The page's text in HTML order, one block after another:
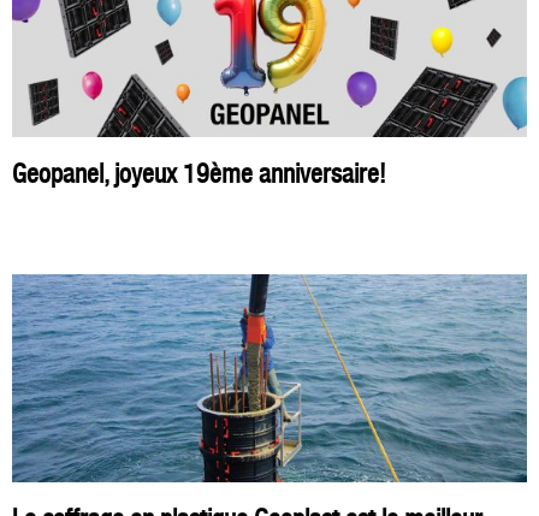
Geopanel, joyeux 19ème anniversaire!